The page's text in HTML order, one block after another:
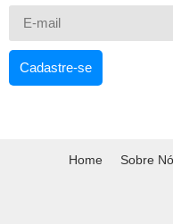
Cadastre-se
Home Sobre